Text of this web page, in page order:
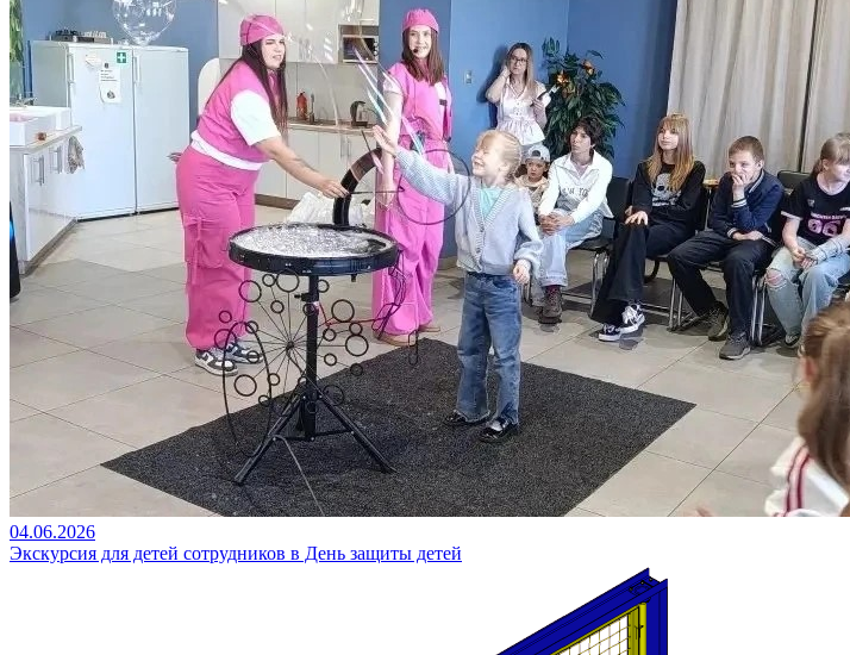
04.06.2026
Экскурсия для детей сотрудников в День защиты детей